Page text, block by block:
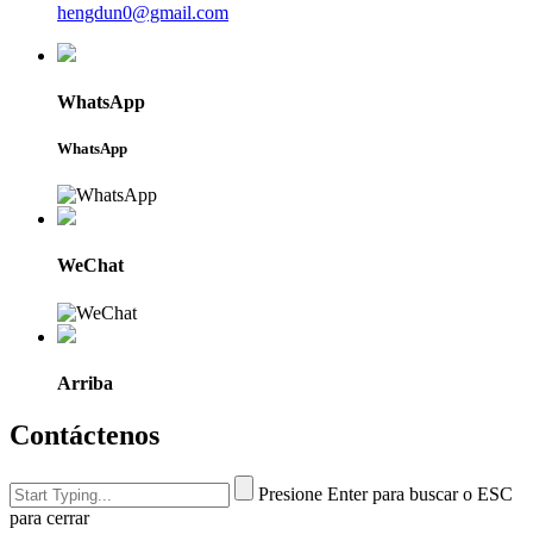
hengdun0@gmail.com
WhatsApp
WhatsApp
WeChat
Arriba
Contáctenos
Presione Enter para buscar o ESC
para cerrar